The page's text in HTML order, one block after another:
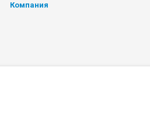
Компания